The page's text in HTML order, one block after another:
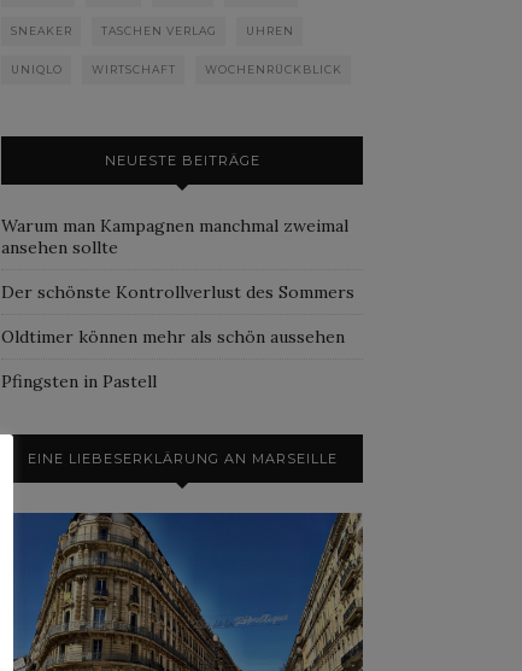
SNEAKER TASCHEN VERLAG UHREN
UNIQLO WIRTSCHAFT WOCHENRÜCKBLICK
NEUESTE BEITRÄGE
Warum man Kampagnen manchmal zweimal
ansehen sollte
Der schönste Kontrollverlust des Sommers
Oldtimer können mehr als schön aussehen
Pfingsten in Pastell
EINE LIEBESERKLÄRUNG AN MARSEILLE